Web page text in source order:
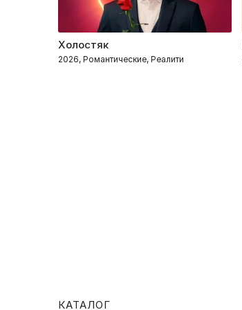
Холостяк
2026, Романтические, Реалити
КАТАЛОГ